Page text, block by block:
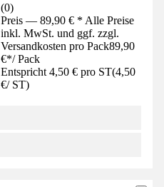
(0)
Preis — 89,90 € * Alle Preise
inkl. MwSt. und ggf. zzgl.
Versandkosten pro Pack89,90
€*/ Pack
Entspricht 4,50 € pro ST(4,50
€/ ST)